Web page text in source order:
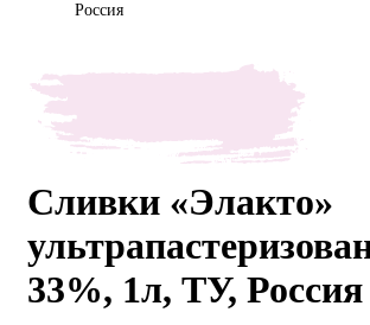
О нас
Мастер-
классы
Россия
Сливки «Элакто»
33%, 1л, ТУ, Россия